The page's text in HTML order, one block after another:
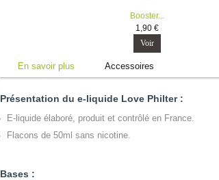
Booster...
1,90 €
Voir
En savoir plus Accessoires
Présentation du e-liquide Love Philter :
E-liquide élaboré, produit et contrôlé en France.
Flacons de 50ml sans nicotine.
Bases :